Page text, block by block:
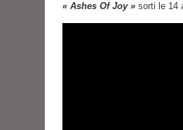
« Ashes Of Joy » sorti le 14